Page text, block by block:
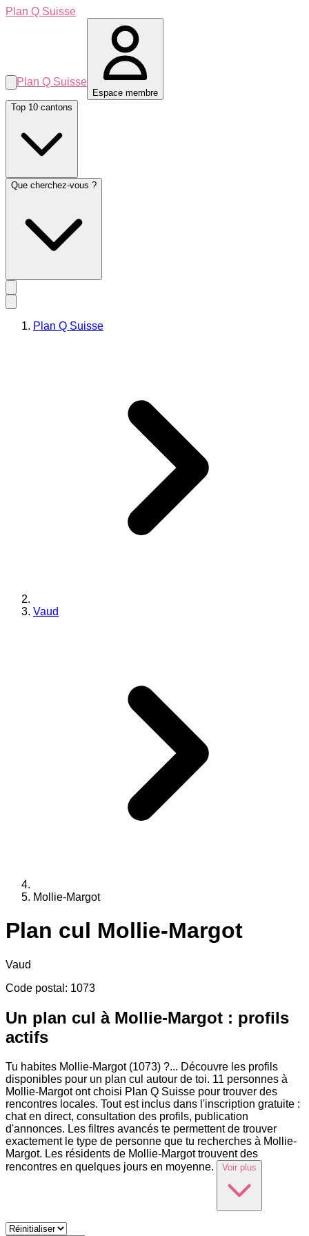
Plan Q Suisse
Plan Q Suisse
Espace membre
Top 10 cantons
Que cherchez-vous ?
Plan Q Suisse
Vaud
Mollie-Margot
Plan cul Mollie-Margot
Vaud
Code postal : 1073
Un plan cul à Mollie-Margot : profils
actifs
Tu habites Mollie-Margot (1073) ?... Découvre les profils
disponibles pour un plan cul autour de toi. 11 personnes à
Mollie-Margot ont choisi Plan Q Suisse pour trouver des
rencontres locales. Tout est inclus dans l'inscription gratuite :
chat en direct, consultation des profils, publication
d'annonces. Les filtres avancés te permettent de trouver
exactement le type de personne que tu recherches à Mollie-
Margot. Les résidents de Mollie-Margot trouvent des
rencontres en quelques jours en moyenne.
Voir plus